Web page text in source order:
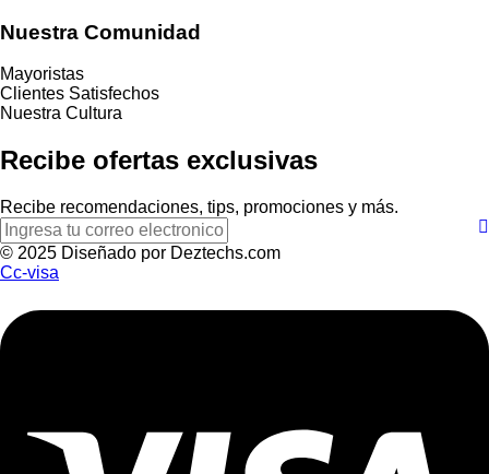
Nuestra Comunidad
Mayoristas
Clientes Satisfechos
Nuestra Cultura
Recibe ofertas exclusivas
Recibe recomendaciones, tips, promociones y más.
© 2025 Diseñado por Deztechs.com
Cc-visa